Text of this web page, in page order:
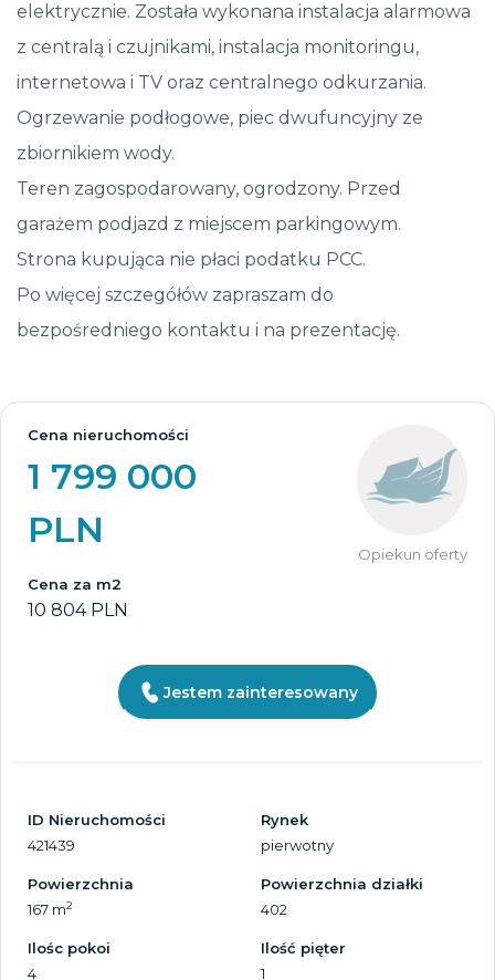
elektrycznie. Została wykonana instalacja alarmowa
z centralą i czujnikami, instalacja monitoringu,
internetowa i TV oraz centralnego odkurzania.
Ogrzewanie podłogowe, piec dwufuncyjny ze
zbiornikiem wody.
Teren zagospodarowany, ogrodzony. Przed
garażem podjazd z miejscem parkingowym.
Strona kupująca nie płaci podatku PCC.
Po więcej szczegółów zapraszam do
bezpośredniego kontaktu i na prezentację.
Cena nieruchomości
1 799 000
PLN
Cena za m2
10 804 PLN
Opiekun oferty
Jestem zainteresowany
ID Nieruchomości
421439
Rynek
pierwotny
Powierzchnia
167 m2
Powierzchnia działki
402
Ilośc pokoi
4
Ilość pięter
1